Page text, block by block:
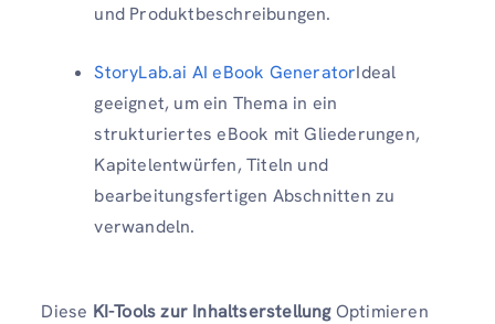
und Produktbeschreibungen.
StoryLab.ai AI eBook GeneratorIdeal
geeignet, um ein Thema in ein
strukturiertes eBook mit Gliederungen,
Kapitelentwürfen, Titeln und
bearbeitungsfertigen Abschnitten zu
verwandeln.
Diese KI-Tools zur InhaltserstellungOptimieren